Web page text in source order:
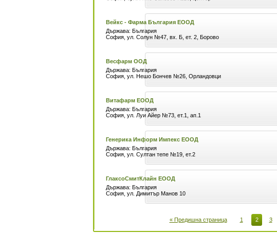
Вейкс - Фарма България ЕООД
Държава: България
София, ул. Солун №47, вх. Б, ет. 2, Борово
Весфарм ООД
Държава: България
София, ул. Нешо Бончев №26, Орландовци
Витафарм ЕООД
Държава: България
София, ул. Луи Айер №73, ет.1, ап.1
Генерика Информ Импекс ЕООД
Държава: България
София, ул. Султан тепе №19, ет.2
ГлаксоСмитКлайн ЕООД
Държава: България
София, ул. Димитър Манов 10
« Предишна страница 1 2 3